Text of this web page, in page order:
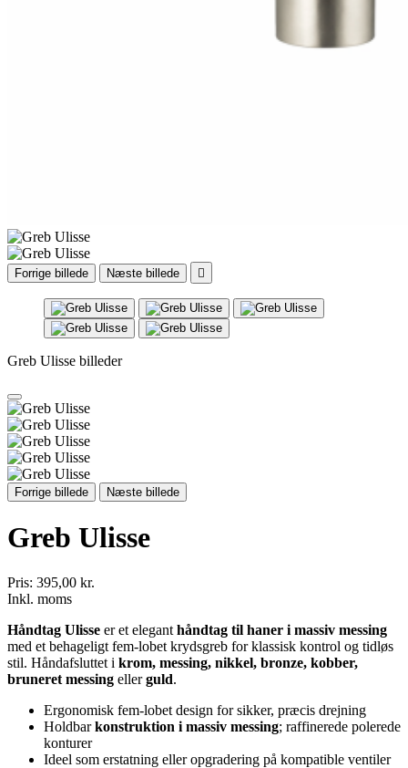
Forrige billede Næste billede 
Greb Ulisse billeder
Forrige billede Næste billede
Greb Ulisse
Pris: 395,00 kr.
Inkl. moms
Håndtag Ulisse er et elegant håndtag til haner i massiv messing
med et behageligt fem-lobet krydsgreb for klassisk kontrol og tidløs
stil. Håndafsluttet i krom, messing, nikkel, bronze, kobber,
bruneret messing ellerguld.
Ergonomisk fem-lobet design for sikker, præcis drejning
Holdbarkonstruktion i massiv messing; raffinerede polerede
konturer
Ideel som erstatning eller opgradering på kompatible ventiler